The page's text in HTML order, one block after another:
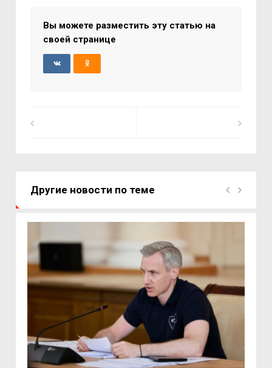
Вы можете разместить эту статью на
своей странице
Другие новости по теме